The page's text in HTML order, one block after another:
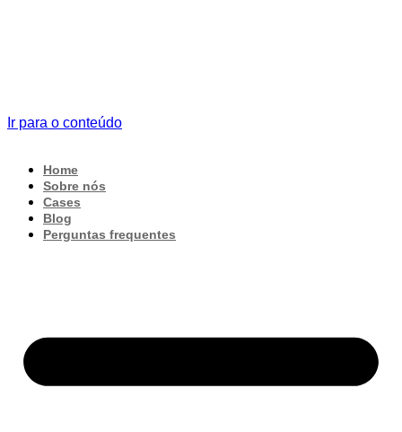
Ir para o conteúdo
Home
Sobre nós
Cases
Blog
Perguntas frequentes